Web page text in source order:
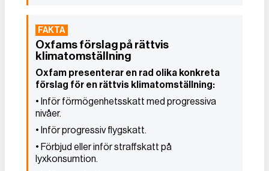
Oxfams förslag på rättvis
klimatomställning
Oxfam presenterar en rad olika konkreta
förslag för en rättvis klimatomställning:
• Inför förmögenhetsskatt med progressiva
nivåer.
• Inför progressiv flygskatt.
• Förbjud eller inför straffskatt på
lyxkonsumtion.